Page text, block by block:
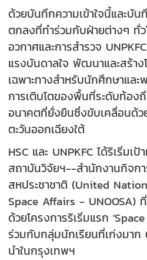
ด้วยบันทึกความเข้าใจนี้และบั
ตกลงที่ทำร่วมกับฝ่ายต่างๆ ทั่
อวกาศและการสำรวจ
แรงบันดาลใจ พัฒนาและสร้า
เฉพาะทางสำหรับนักศึกษาแล
การเติบโตของพื้นที่ระดับท้อง
อนาคตที่ยั่งยืนซึ่งขับเคลื่อนด้ว
ตะวันออกเฉียงใต้
HSC และ UNPKFC ได้ริเริ่มเ
สถาบันวิจัยฯ--สำนักงานกิจก
สหประชาชาติ (United
Space Affairs - UNOOSA)
ด้วยโครงการริเริ่มแรก
ร่วมกับกลุ่มนักเรียนที่เก่งมาก
นำในกรุงเทพฯ